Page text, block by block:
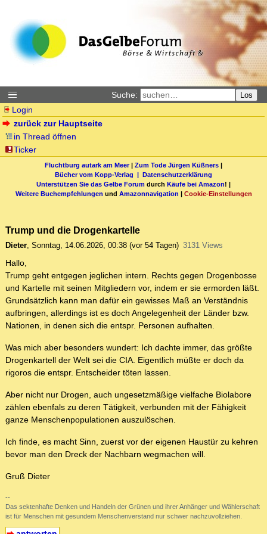
Suche: Los
Login
zurück zur Hauptseite
in Thread öffnen
Ticker
Fluchtburg autark am Meer| Zum Tode Jürgen Küßners |
Bücher vom Kopp-Verlag | Datenschutzerklärung
Unterstützen Sie das Gelbe Forum durch Käufe bei Amazon! |
Weitere Buchempfehlungen und Amazonnavigation | Cookie-Einstellungen
Trump und die Drogenkartelle
Dieter, Sonntag, 14.06.2026, 00:38 (vor 54 Tagen) 3131 Views
Hallo,
Trump geht entgegen jeglichen intern. Rechts gegen Drogenbosse
und Kartelle mit seinen Mitgliedern vor, indem er sie ermorden läßt.
Grundsätzlich kann man dafür ein gewisses Maß an Verständnis
aufbringen, allerdings ist es doch Angelegenheit der Länder bzw.
Nationen, in denen sich die entspr. Personen aufhalten.
Was mich aber besonders wundert: Ich dachte immer, das größte
Drogenkartell der Welt sei die CIA. Eigentlich müßte er doch da
rigoros die entspr. Entscheider töten lassen.
Aber nicht nur Drogen, auch ungesetzmäßige vielfache Biolabore
zählen ebenfals zu deren Tätigkeit, verbunden mit der Fähigkeit
ganze Menschenpopulationen auszulöschen.
Ich finde, es macht Sinn, zuerst vor der eigenen Haustür zu kehren
bevor man den Dreck der Nachbarn wegmachen will.
Gruß Dieter
--
Das sektenhafte Denken und Handeln der Grünen und ihrer Anhänger und Wählerschaft
ist für Menschen mit gesundem Menschenverstand nur schwer nachzuvollziehen.